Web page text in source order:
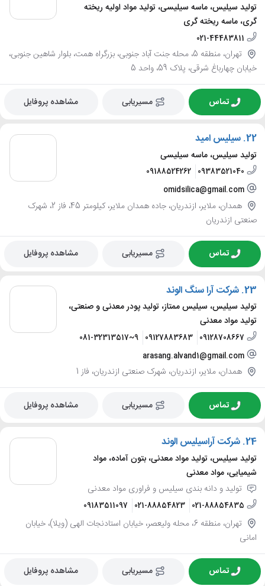
تولید سیلیس، ماسه سیلیسی، تولید مواد اولیه ریخته
گری، ماسه ریخته گری
021-44483811
تهران، منطقه 5، محله جنت آباد جنوبی، بزرگراه همت، بلوار شاهین جنوبی،
خیابان چهارباغ شرقی، پلاک 59، واحد 5
تماس مسیریابی مشاهده پروفایل
22. سیلیس امید
تولید سیلیس، ماسه سیلیسی
09383521040
09188524262
omidsilica@gmail.com
همدان، ملایر، ازندریان، جاده همدان ملایر، کیلومتر 45، فاز 2، شهرک
صنعتی ازندریان
تماس مسیریابی مشاهده پروفایل
23. شرکت آرا سنگ الوند
تولید سیلیس، سیلیس ممتاز، تولید پودر معدنی و صنعتی،
تولید مواد معدنی
09128708667
09127883683
081-32313517~9
arasang.alvand1@gmail.com
همدان، ملایر، ازندریان، شهرک صنعتی ازندریان، فاز 1
تماس مسیریابی مشاهده پروفایل
24. شرکت آراسیلیس الوند
تولید سیلیس، تولید مواد معدنی، بتون آماده، مواد
شیمیایی، مواد معدنی
تولید و دانه بندی سیلیس و فراوری مواد معدنی
021-88854835
021-88854823
09183511097
تهران، منطقه 6، محله ولیعصر، خیابان استادنجات الهی (ویلا)، خیابان
امانی
تماس مسیریابی مشاهده پروفایل